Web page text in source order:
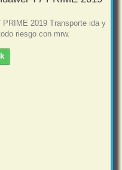
PRIME 2019 Transporte ida y
riesgo con mrw.